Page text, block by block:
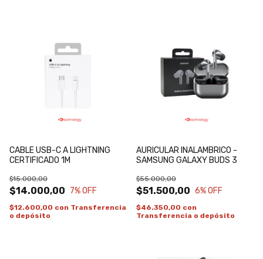
CABLE USB-C A LIGHTNING
CERTIFICADO 1M
$14.000,00
$15.000,00
7% OFF
$12.600,00 con Transferencia
o depósito
AURICULAR INALAMBRICO -
SAMSUNG GALAXY BUDS 3
$51.500,00
$55.000,00
6% OFF
$46.350,00 con
Transferencia o depósito